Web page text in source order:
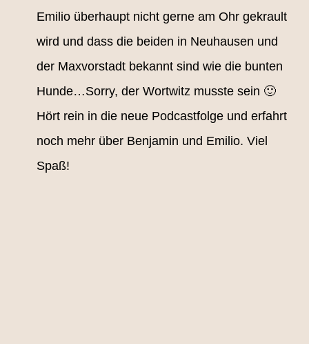
Emilio überhaupt nicht gerne am Ohr gekrault
wird und dass die beiden in Neuhausen und
der Maxvorstadt bekannt sind wie die bunten
Hunde…Sorry, der Wortwitz musste sein 🙂
Hört rein in die neue Podcastfolge und erfahrt
noch mehr über Benjamin und Emilio. Viel
Spaß!